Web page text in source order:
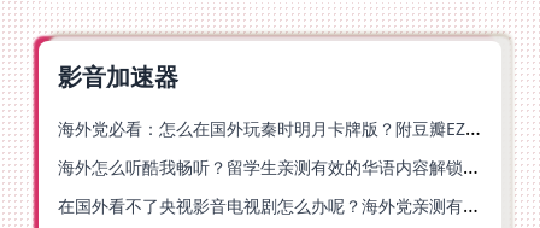
影音加速器
海外党必看：怎么在国外玩秦时明月卡牌版？附豆瓣EZCast地区限制破解法
海外怎么听酷我畅听？留学生亲测有效的华语内容解锁指南
在国外看不了央视影音电视剧怎么办呢？海外党亲测有效的回国加速方案